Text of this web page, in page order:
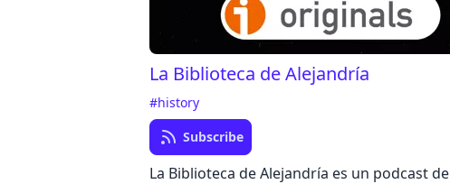
La Biblioteca de Alejandría
#history
Subscribe
La Biblioteca de Alejandría es un podcast de